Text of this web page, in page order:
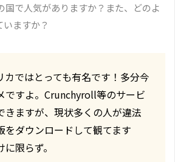
で人気がありますか？また、どのよ
ますか？
カではとっても有名です！多分今
ですよ。Crunchyroll等のサービ
きますが、現状多くの人が違法
をダウンロードして観てます
限らず。